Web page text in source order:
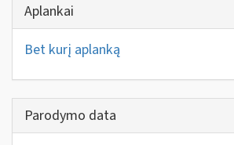
Aplankai
Bet kurį aplanką
Parodymo data